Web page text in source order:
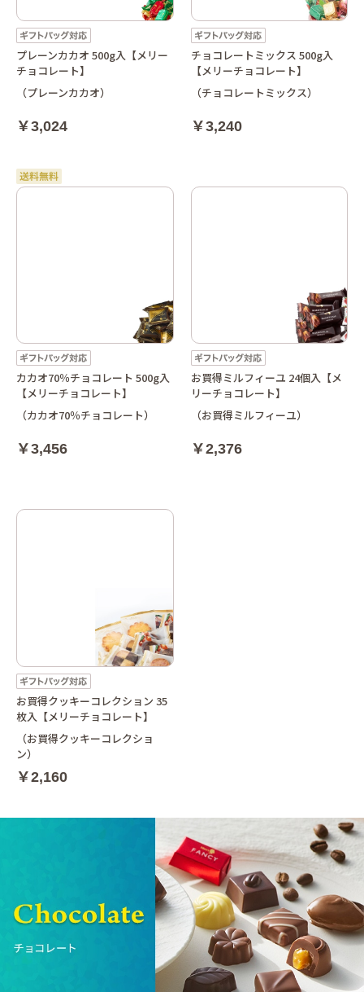
プレーンカカオ 500g入【メリー
チョコレート】
（プレーンカカオ）
￥3,024
チョコレートミックス 500g入
【メリーチョコレート】
（チョコレートミックス）
￥3,240
カカオ70％チョコレート 500g入
【メリーチョコレート】
（カカオ70％チョコレート）
￥3,456
お買得ミルフィーユ 24個入【メ
リーチョコレート】
（お買得ミルフィーユ）
￥2,376
お買得クッキーコレクション 35
枚入【メリーチョコレート】
（お買得クッキーコレクショ
ン）
￥2,160